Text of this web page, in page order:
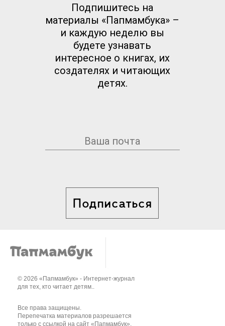
Подпишитесь на
материалы «Папмамбука» –
и каждую неделю вы
будете узнавать
интересное о книгах, их
создателях и читающих
детях.
Подписаться
© 2026 «Папмамбук» - Интернет-журнал
для тех, кто читает детям..
Все права защищены.
Перепечатка материалов разрешается
только с ссылкой на сайт «Папмамбук».